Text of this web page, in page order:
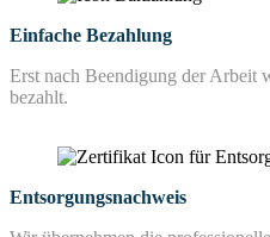
Einfache Bezahlung
Erst nach Beendigung der Arbeit
bezahlt.
Entsorgungsnachweis